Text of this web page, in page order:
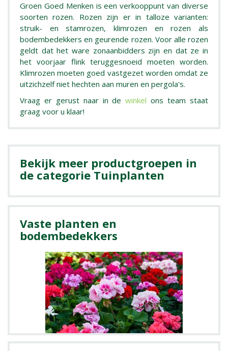
Groen Goed Menken is een verkooppunt van diverse
soorten rozen. Rozen zijn er in talloze varianten:
struik- en stamrozen, klimrozen en rozen als
bodembedekkers en geurende rozen. Voor alle rozen
geldt dat het ware zonaanbidders zijn en dat ze in
het voorjaar flink teruggesnoeid moeten worden.
Klimrozen moeten goed vastgezet worden omdat ze
uitzichzelf niet hechten aan muren en pergola's.
Vraag er gerust naar in dewinkel ons team staat
graag voor u klaar!
Bekijk meer productgroepen in
de categorie Tuinplanten
Vaste planten en
bodembedekkers